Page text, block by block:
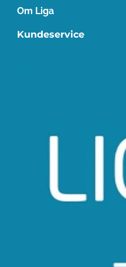
Om Liga
Lista Treindustri AS
post@liga.no
Kundeservice